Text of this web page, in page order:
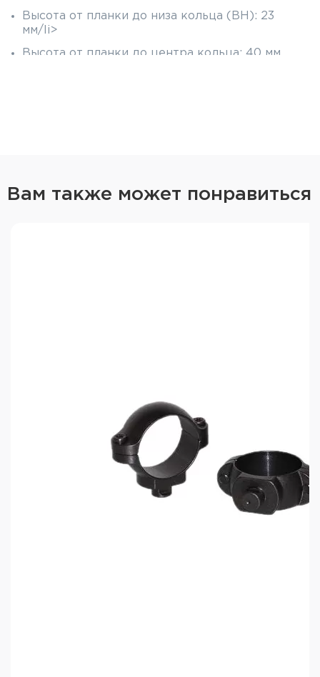
Высота от планки до низа кольца (BH): 23
мм/li>
Высота от планки до центра кольца: 40 мм
Вам также может понравиться